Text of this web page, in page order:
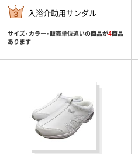
入浴介助用サンダル
サイズ・カラー・販売単位違いの商品が4商品
あります